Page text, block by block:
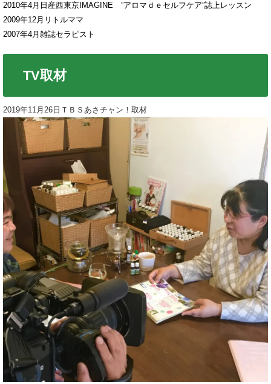
2010年4月日産西東京IMAGINE ”アロマｄｅセルフケア”誌上レッスン
2009年12月リトルママ
2007年4月雑誌セラピスト
TV取材
2019年11月26日ＴＢＳあさチャン！取材